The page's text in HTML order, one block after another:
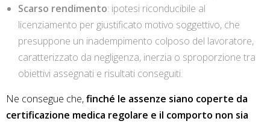
Scarso rendimento: ipotesi riconducibile al
licenziamento per giustificato motivo soggettivo, che
presuppone un inadempimento colposo del lavoratore,
caratterizzato da negligenza, inerzia o sproporzione tra
obiettivi assegnati e risultati conseguiti.
Ne consegue che,finché le assenze siano coperte da
certificazione medica regolare e il comporto non sia